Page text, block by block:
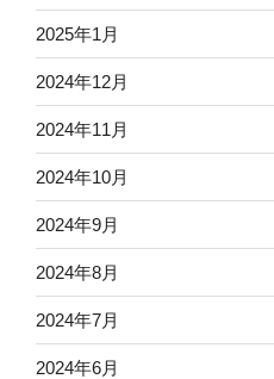
2025年1月
2024年12月
2024年11月
2024年10月
2024年9月
2024年8月
2024年7月
2024年6月